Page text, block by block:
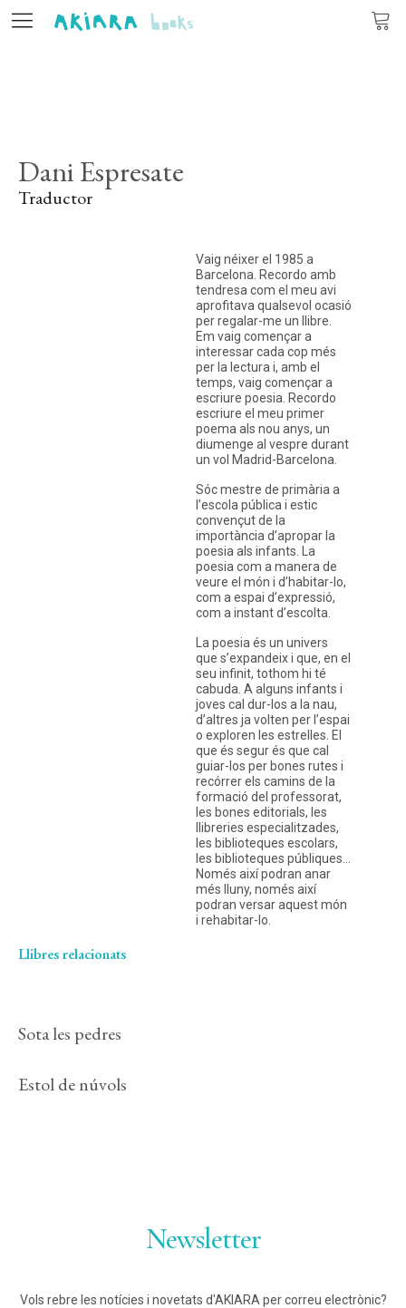
Autors
Contacte
PT
Twitter
(X)
Vimeo
Dani Espresate
Traductor
Vaig néixer el 1985 a
Barcelona. Recordo amb
tendresa com el meu avi
aprofitava qualsevol ocasió
per regalar-me un llibre.
Em vaig començar a
interessar cada cop més
per la lectura i, amb el
temps, vaig començar a
escriure poesia. Recordo
escriure el meu primer
poema als nou anys, un
diumenge al vespre durant
un vol Madrid-Barcelona.
Sóc mestre de primària a
l’escola pública i estic
convençut de la
importància d’apropar la
poesia als infants. La
poesia com a manera de
veure el món i d’habitar-lo,
com a espai d’expressió,
com a instant d’escolta.
La poesia és un univers
que s’expandeix i que, en el
seu infinit, tothom hi té
cabuda. A alguns infants i
joves cal dur-los a la nau,
d’altres ja volten per l’espai
o exploren les estrelles. El
que és segur és que cal
guiar-los per bones rutes i
recórrer els camins de la
formació del professorat,
les bones editorials, les
llibreries especialitzades,
les biblioteques escolars,
les biblioteques públiques…
Només així podran anar
més lluny, només així
podran versar aquest món
i rehabitar-lo.
Llibres relacionats
Sota les pedres
Estol de núvols
Newsletter
Vols rebre les notícies i novetats d'AKIARA per correu electrònic?